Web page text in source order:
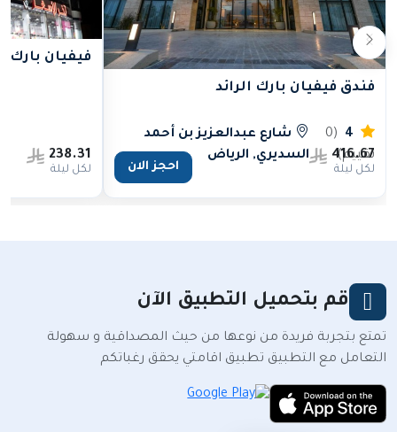
فندق فيفيان بارك الرائد
4
(0
تقييم)
شارع عبدالعزيز بن أحمد
السديري, الرياض
416.67
لكل ليلة احجز الان
فيفيان بارك
238.31
لكل ليلة
قم بتحميل التطبيق الآن
تمتع بتجربة فريدة من نوعها من حيث المصداقية و سهولة
التعامل مع التطبيق تطبيق اقامتي يحقق رغباتكم